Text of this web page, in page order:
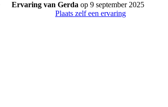
Ervaring van Gerda op 9 september 2025
Plaats zelf een ervaring